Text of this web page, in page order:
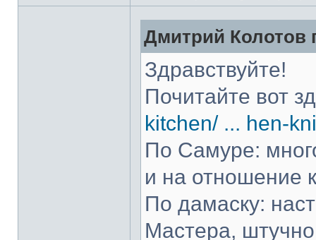
Дмитрий Колотов
Здравствуйте!
Почитайте вот
kitchen/ ... hen-
По Самуре:
и на отношение
По дамаску:
Мастера,